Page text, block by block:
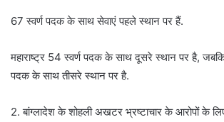
67 स्वर्ण पदक के साथ सेवाएं पहले स्थान पर हैं.
महाराष्ट्र 54 स्वर्ण पदक के साथ दूसरे स्थान पर है,
पदक के साथ तीसरे स्थान पर है.
2. बांग्लादेश के शोहली अखटर भ्रष्टाचार के आरोपों के